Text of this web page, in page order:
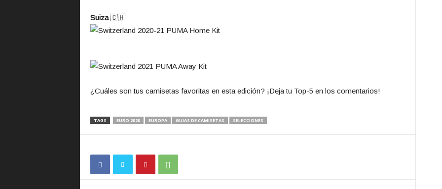
Suiza🇨🇭
¿Cuáles son tus camisetas favoritas en esta edición? ¡Deja tu Top-5 en los comentarios!
TAGS EURO 2020 EUROPA GUIAS DE CAMISETAS SELECCIONES